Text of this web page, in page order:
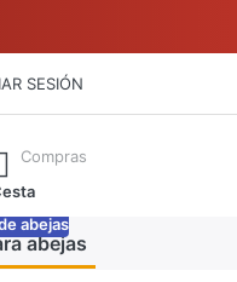
SESIÓN
Pulse la tecla Intro para
Compras
abejas
abejas